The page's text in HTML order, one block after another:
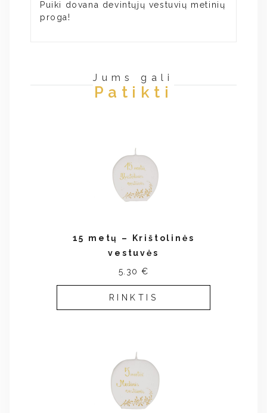
Puiki dovana devintųjų vestuvių metinių
proga!
Jums gali
Patikti
15 metų – Krištolinės
vestuvės
5.30 €
RINKTIS